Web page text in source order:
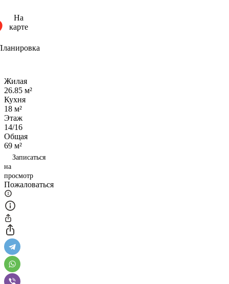
На
карте
Жилая
26.85 м²
Кухня
18 м²
Этаж
14/16
Общая
69 м²
Записаться
на
просмотр
Пожаловаться